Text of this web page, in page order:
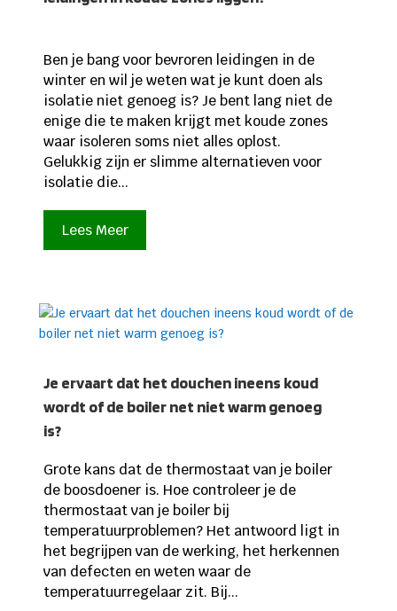
Ben je bang voor bevroren leidingen in de
winter en wil je weten wat je kunt doen als
isolatie niet genoeg is? Je bent lang niet de
enige die te maken krijgt met koude zones
waar isoleren soms niet alles oplost.
Gelukkig zijn er slimme alternatieven voor
isolatie die...
Lees Meer
Je ervaart dat het douchen ineens koud
wordt of de boiler net niet warm genoeg
is?
Grote kans dat de thermostaat van je boiler
de boosdoener is. Hoe controleer je de
thermostaat van je boiler bij
temperatuurproblemen? Het antwoord ligt in
het begrijpen van de werking, het herkennen
van defecten en weten waar de
temperatuurregelaar zit. Bij...